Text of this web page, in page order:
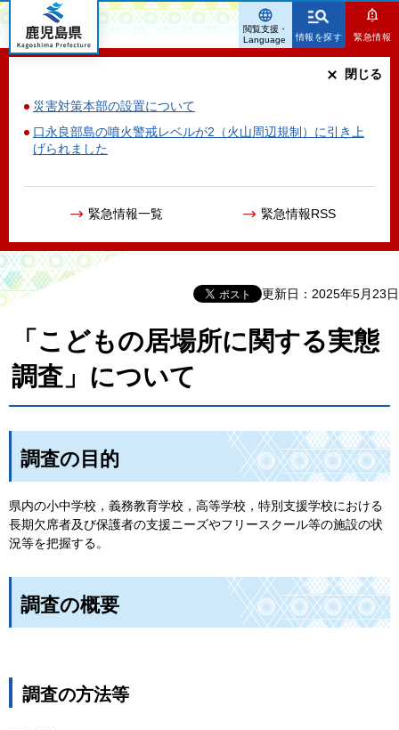
鹿児島県
情報を探す 緊急情報
災害対策本部の設置について
口永良部島の噴火警戒レベルが2（火山周辺規制）に引き上
げられました
緊急情報一覧 緊急情報RSS
閉じる
閲覧支援・
Language
更新日：2025年5月23日
「こどもの居場所に関する実態
調査」について
調査の目的
県内の小中学校，義務教育学校，高等学校，特別支援学校における
長期欠席者及び保護者の支援ニーズやフリースクール等の施設の状
況等を把握する。
調査の概要
調査の方法等